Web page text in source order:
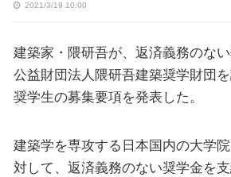
2021/3/19 10:00
建築家・隈研吾が、返済義務のな
公益財団法人隈研吾建築奨学財団
奨学生の募集要項を発表した。
建築学を専攻する日本国内の大学
対して、返済義務のない奨学金を